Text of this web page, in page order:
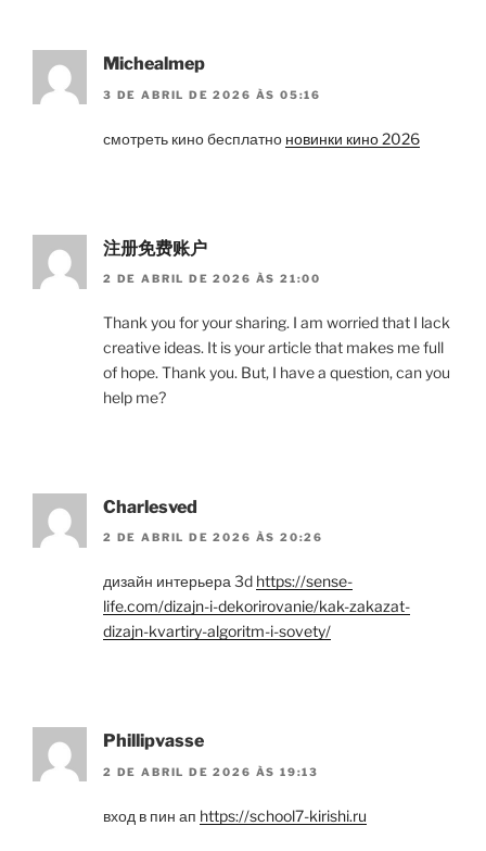
Michealmep
3 DE ABRIL DE 2026 ÀS 05:16
смотреть кино бесплатно новинки кино 2026
注册免费账户
2 DE ABRIL DE 2026 ÀS 21:00
Thank you for your sharing. I am worried that I lack
creative ideas. It is your article that makes me full
of hope. Thank you. But, I have a question, can you
help me?
Charlesved
2 DE ABRIL DE 2026 ÀS 20:26
дизайн интерьера 3d https://sense-
life.com/dizajn-i-dekorirovanie/kak-zakazat-
dizajn-kvartiry-algoritm-i-sovety/
Phillipvasse
2 DE ABRIL DE 2026 ÀS 19:13
вход в пин ап https://school7-kirishi.ru